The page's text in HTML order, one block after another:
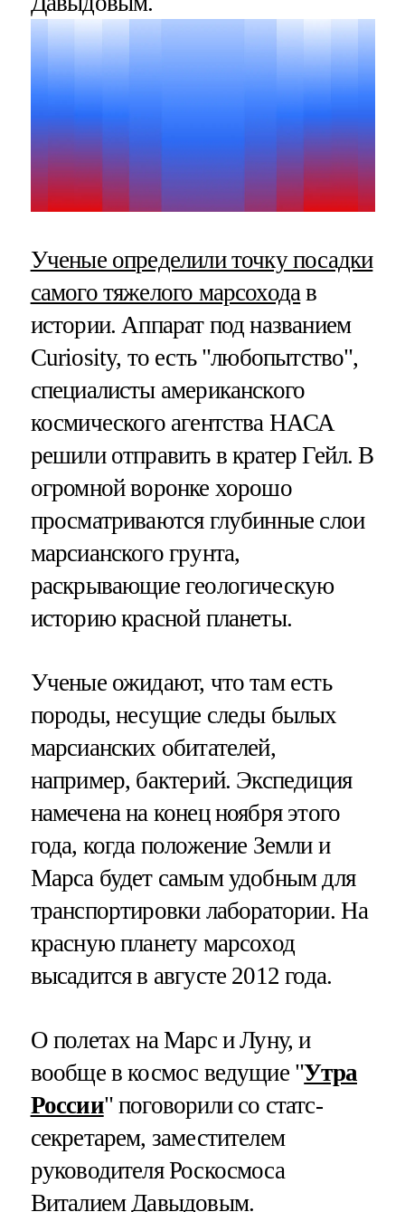
Ученые определили точку посадки
самого тяжелого марсохода в
истории. Аппарат под названием
Curiosity, то есть "любопытство",
специалисты американского
космического агентства НАСА
решили отправить в кратер Гейл. В
огромной воронке хорошо
просматриваются глубинные слои
марсианского грунта,
раскрывающие геологическую
историю красной планеты.
Ученые ожидают, что там есть
породы, несущие следы былых
марсианских обитателей,
например, бактерий. Экспедиция
намечена на конец ноября этого
года, когда положение Земли и
Марса будет самым удобным для
транспортировки лаборатории. На
красную планету марсоход
высадится в августе 2012 года.
О полетах на Марс и Луну, и
вообще в космос ведущие "Утра
России" поговорили со статс-
секретарем, заместителем
руководителя Роскосмоса
Виталием Давыдовым.